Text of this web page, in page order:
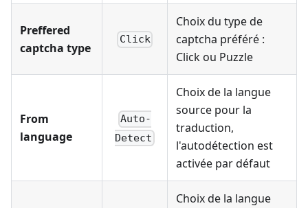
Preffered
captcha type
Click
Choix du type de
captcha préféré :
Click ou Puzzle
From
language
Auto-
Detect
Choix de la langue
source pour la
traduction,
l'autodétection est
activée par défaut
Choix de la langue